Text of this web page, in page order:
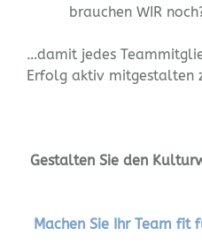
brauchen WIR
…damit jedes
Erfolg aktiv mitgestalten
Gestalten Sie den
Machen Sie Ihr Team fit